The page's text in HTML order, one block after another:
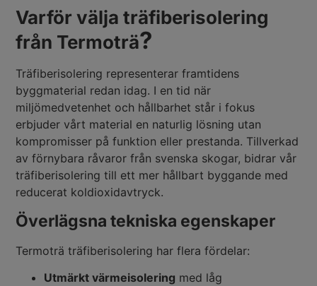
Varför välja träfiberisolering
från Termoträ?
Träfiberisolering representerar framtidens
byggmaterial redan idag. I en tid när
miljömedvetenhet och hållbarhet står i fokus
erbjuder vårt material en naturlig lösning utan
kompromisser på funktion eller prestanda. Tillverkad
av förnybara råvaror från svenska skogar, bidrar vår
träfiberisolering till ett mer hållbart byggande med
reducerat koldioxidavtryck.
Överlägsna tekniska egenskaper
Termoträ träfiberisolering har flera fördelar:
Utmärkt värmeisolering med låg